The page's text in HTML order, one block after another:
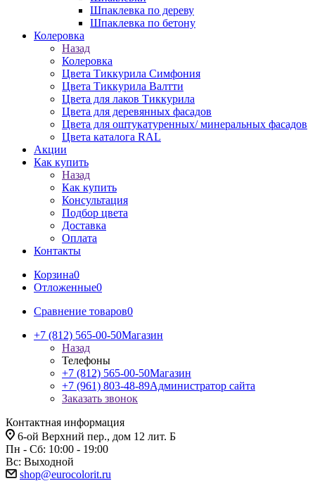
Шпаклевка по дереву
Шпаклевка по бетону
Колеровка
Назад
Колеровка
Цвета Тиккурила Симфония
Цвета Тиккурила Валтти
Цвета для лаков Тиккурила
Цвета для деревянных фасадов
Цвета для оштукатуренных/ минеральных фасадов
Цвета каталога RAL
Акции
Как купить
Назад
Как купить
Консультация
Подбор цвета
Доставка
Оплата
Контакты
Корзина0
Отложенные0
Сравнение товаров0
+7 (812) 565-00-50Магазин
Назад
Телефоны
+7 (812) 565-00-50Магазин
+7 (961) 803-48-89Администратор сайта
Заказать звонок
Контактная информация
6-ой Верхний пер., дом 12 лит. Б
Пн - Сб: 10:00 - 19:00
Вс: Выходной
shop@eurocolorit.ru